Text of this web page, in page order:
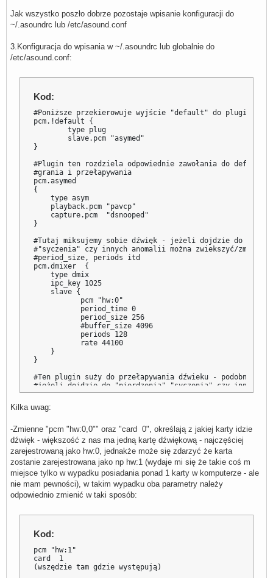
Jak wszystko poszło dobrze pozostaje wpisanie konfiguracji do
~/.asoundrc lub /etc/asound.conf
3.Konfiguracja do wpisania w ~/.asoundrc lub globalnie do
/etc/asound.conf:
Kod:
#Poniższe przekierowuje wyjście "default" do pluginu
pcm.!default {
        type plug
        slave.pcm "asymed"
}
#Plugin ten rozdziela odpowiednie zawołania do default,
#grania i przełapywania
pcm.asymed
{
    type asym
    playback.pcm "pavcp"
    capture.pcm  "dsnooped"
}
#Tutaj miksujemy sobie dźwięk - jeżeli dojdzie do
#"syczenia" czy innych anomalii można zwiekszyć/
#period_size, periods itd
pcm.dmixer  {
    type dmix
    ipc_key 1025
    slave {
           pcm "hw:0"
           period_time 0
           period_size 256
           #buffer_size 4096
           periods 128
           rate 44100
    }
}
#Ten plugin suży do przełapywania dźwieku - podobnie jak
#jeżeli dojdzie do "pierdzenia","syczenia" czy innych
#można zwiekszyć/zmniejszyć period_size, periods itd
    type dsnoop
    slave
    {
        pcm "hw:0"
        channels 2
        period_size 256
        #buffer_size 4096
        rate 44100
        periods 0
        period_time 0
}
#Ponizej jest zdefiniowane 6 programowych kanałów
#obecnie wymagane jest podanie dokładnie 6 kanałów więc
#tyle stworzyć
pcm.softvol00 {
    type            softvol
    slave {
Kilka uwag:
-Zmienne "pcm "hw:0,0"" oraz "card 0", określają z jakiej karty idzie
dźwięk - większość z nas ma jedną kartę dźwiękową - najczęściej
zarejestrowaną jako hw:0, jednakże może się zdarzyć że karta
zostanie zarejestrowana jako np hw:1 (wydaje mi się że takie coś m
miejsce tylko w wypadku posiadania ponad 1 karty w komputerze - ale
nie mam pewności), w takim wypadku oba parametry należy
odpowiednio zmienić w taki sposób:
Kod:
pcm "hw:1"
card  1
(wszędzie tam gdzie występują)